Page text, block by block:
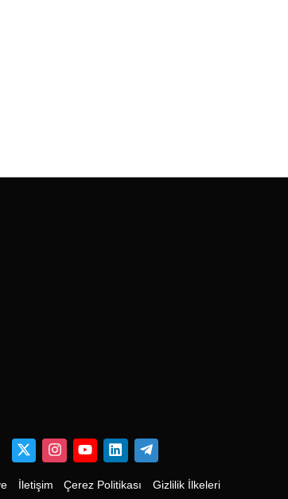
İletişim Çerez Politikası Gizlilik İlkeleri